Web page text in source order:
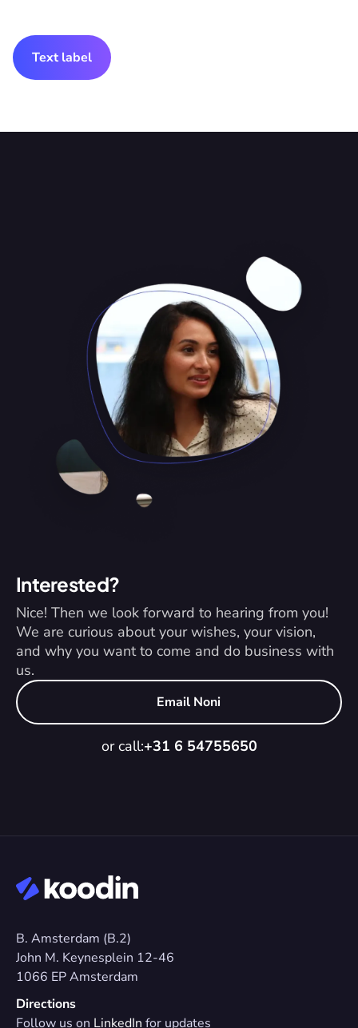
Text label
Interested?
Nice! Then we look forward to hearing from you!
We are curious about your wishes, your vision,
and why you want to come and do business with
us.
Email Noni
or call:+31 6 54755650
B. Amsterdam (B.2)
John M. Keynesplein 12-46
1066 EP Amsterdam
Directions
Follow us on LinkedIn for updates